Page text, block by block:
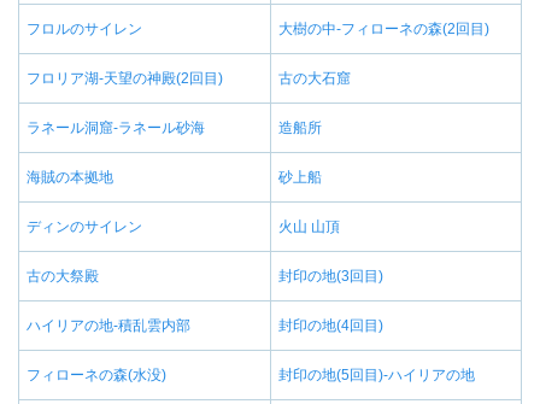
フロルのサイレン 大樹の中-フィローネの森(2回目)
フロリア湖-天望の神殿(2回目) 古の大石窟
ラネール洞窟-ラネール砂海 造船所
海賊の本拠地 砂上船
ディンのサイレン 火山 山頂
古の大祭殿 封印の地(3回目)
ハイリアの地-積乱雲内部 封印の地(4回目)
フィローネの森(水没) 封印の地(5回目)-ハイリアの地